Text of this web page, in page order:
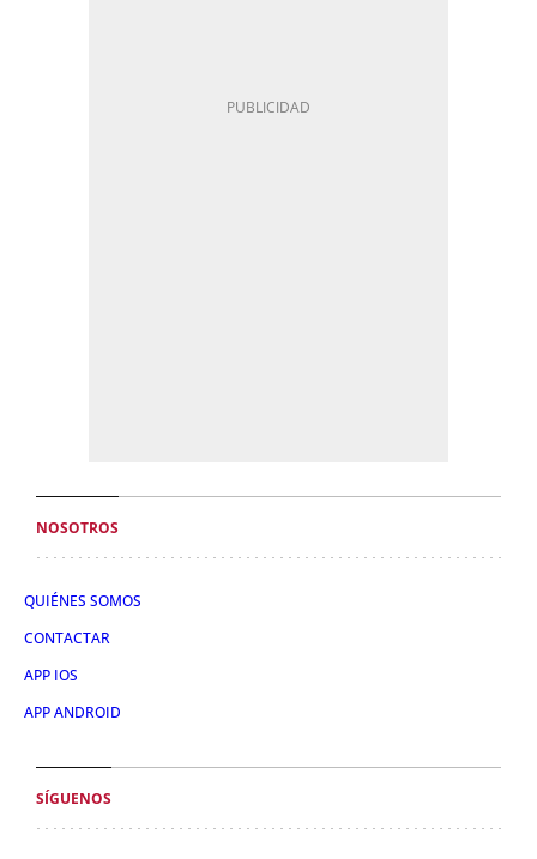
NOSOTROS
QUIÉNES SOMOS
CONTACTAR
APP IOS
APP ANDROID
SÍGUENOS